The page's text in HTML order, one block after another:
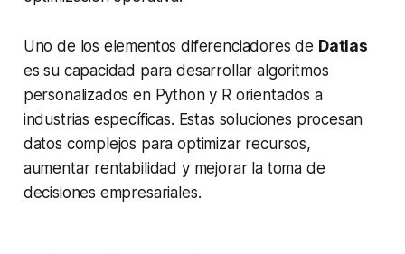
Uno de los elementos diferenciadores de Datlas
es su capacidad para desarrollar algoritmos
personalizados en Pythony Rorientados a
industrias específicas. Estas soluciones procesan
datos complejos para optimizar recursos,
aumentar rentabilidad y mejorar la toma de
decisiones empresariales.